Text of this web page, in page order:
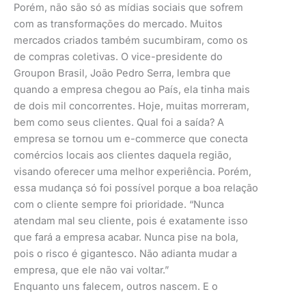
Porém, não são só as mídias sociais que sofrem
com as transformações do mercado. Muitos
mercados criados também sucumbiram, como os
de compras coletivas. O vice-presidente do
Groupon Brasil, João Pedro Serra, lembra que
quando a empresa chegou ao País, ela tinha mais
de dois mil concorrentes. Hoje, muitas morreram,
bem como seus clientes. Qual foi a saída? A
empresa se tornou um e-commerce que conecta
comércios locais aos clientes daquela região,
visando oferecer uma melhor experiência. Porém,
essa mudança só foi possível porque a boa relação
com o cliente sempre foi prioridade. “Nunca
atendam mal seu cliente, pois é exatamente isso
que fará a empresa acabar. Nunca pise na bola,
pois o risco é gigantesco. Não adianta mudar a
empresa, que ele não vai voltar.”
Enquanto uns falecem, outros nascem. E o